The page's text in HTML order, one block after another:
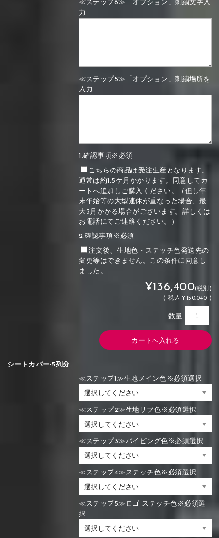
≪ステップ6≫「オプション」刺繍文字入
力
≪ステップ5≫「オプション」刺繍場所を
入力
1.確認事項※必須
こちらの商品は受注生産となります。
通常は約1.5ケ月かかります。同意してカ
ートへ追加しご購入ください。（但し年
末年始等の大型連休が重なった場合、最
大3月かかる場合がございます。詳しくは
お電話にてご連絡ください。）
2.確認事項※必須
注文後、生地色・ステッチ色発送先の
変更等はできません。この条件に同意し
ました。
¥136,400(税別)
(税込 ¥150,040 )
数量
シートカバー:5列分
≪ステップ1≫生地メイン色※必須選択
≪ステップ2≫生地サブ色※必須選択
≪ステップ3≫パイピング色※必須選択
≪ステップ4≫ステッチ色※必須選択
≪ステップ5≫ロゴ ステッチ色※必須選
択